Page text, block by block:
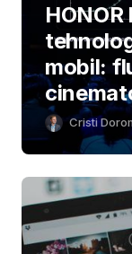
mobil:
Cristi